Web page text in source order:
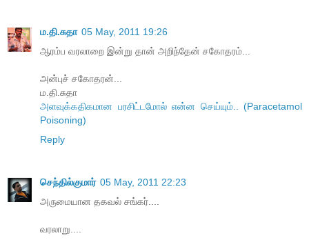
ம.தி.சுதா 05 May, 2011 19:26
ஆரம்ப வரலாறை இன்று தான் அறிந்தேன் சகோதரம்...
அன்புச் சகோதரன்...
ம.தி.சுதா
அளவுக்கதிகமான பரசிட்டமோல் என்ன செய்யும்.. (Paracetamol
Poisoning)
Reply
செந்தில்குமார் 05 May, 2011 22:23
அருமையான தகவல் சங்கர்....
வரலாறு....